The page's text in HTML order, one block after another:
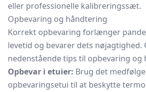
eller professionelle kalibreringssæt.
Opbevaring og håndtering
Korrekt opbevaring forlænger
levetid og bevarer dets nøjagtighed.
nedenstående tips til opbevaring og
Opbevar i etuier: Brug det
opbevaringsetui til at beskytte